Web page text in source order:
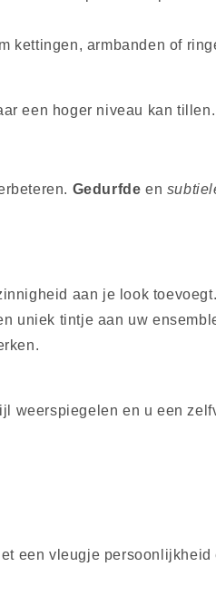
kettingen, armbanden of
een hoger niveau kan tillen.
Gedurfde en
aan je look toevoegt.
uniek tintje aan uw
weerspiegelen en u een
een vleugje